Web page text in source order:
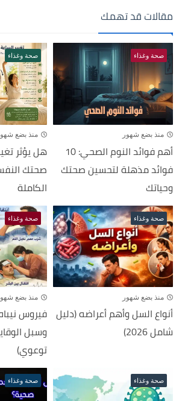
مقالات قد تهمك
صحة وغذاء
منذ بضع شهور
أهم فوائد النوم الصحي: 10
فوائد مذهلة لتحسين صحتك
وحياتك
صحة وغذاء
منذ بضع
هل يؤثر
صحتك
الكاملة
صحة وغذاء
منذ بضع شهور
أنواع السل وأهم أعراضه (دليل
شامل 2026)
صحة وغذاء
منذ بضع
فيروس
وسبل
توعوي)
صحة وغذاء صحة وغذاء